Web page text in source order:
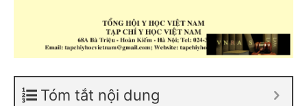
Tóm tắt nội dung